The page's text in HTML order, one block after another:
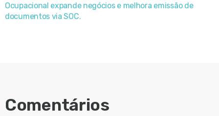
Ocupacional expande negócios e melhora emissão de
documentos via SOC.
Comentários